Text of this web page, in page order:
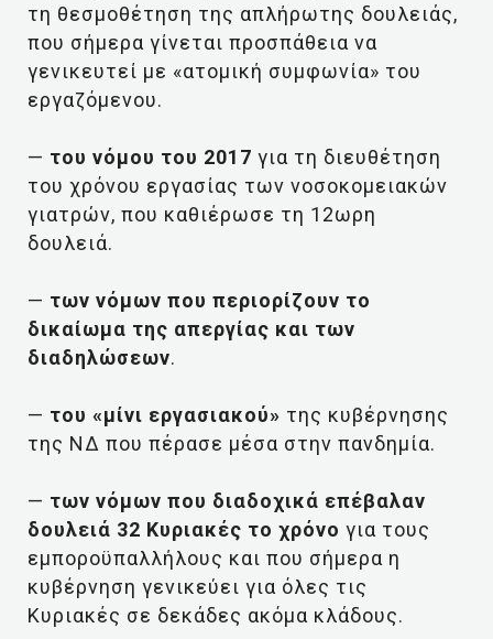
τη θεσμοθέτηση της απλήρωτης δουλειάς,
που σήμερα γίνεται προσπάθεια να
γενικευτεί με «ατομική συμφωνία» του
εργαζόμενου.
— του νόμου του 2017 για τη διευθέτηση
του χρόνου εργασίας των νοσοκομειακών
γιατρών, που καθιέρωσε τη 12ωρη
δουλειά.
— των νόμων που περιορίζουν το
δικαίωμα της απεργίας και των
διαδηλώσεων.
— του «μίνι εργασιακού» της κυβέρνησης
της ΝΔ που πέρασε μέσα στην πανδημία.
— των νόμων που διαδοχικά επέβαλαν
δουλειά 32 Κυριακές το χρόνο για τους
εμποροϋπαλλήλους και που σήμερα η
κυβέρνηση γενικεύει για όλες τις
Κυριακές σε δεκάδες ακόμα κλάδους.